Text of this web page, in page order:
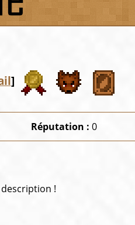
]
Réputation :0
!